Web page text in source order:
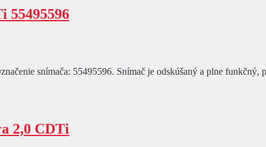
55495596
snímača: 55495596. Snímač je odskúšaný a plne
2,0 CDTi